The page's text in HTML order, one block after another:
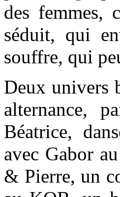
des femmes,
séduit, qui
souffre, qui
Deux univers
alternance,
Béatrice,
avec Gabor
& Pierre, un